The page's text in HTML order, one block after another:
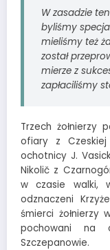
W zasadzie
byliśmy
mieliśmy też
został
mierze z
zapłaciliśmy
Trzech żołnierzy
ofiary z
ochotnicy J.
Nikolič z
w czasie walki,
odznaczeni
śmierci żołnierzy
pochowani na
Szczepanowie.